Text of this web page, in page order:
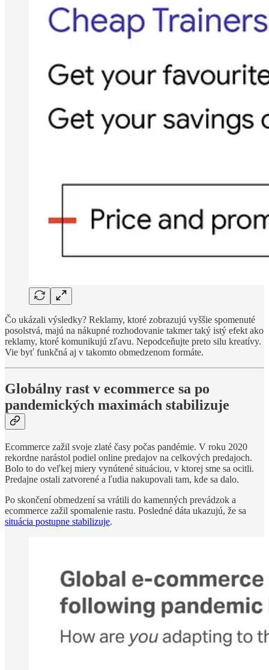
Čo ukázali výsledky? Reklamy, ktoré zobrazujú vyššie spomenuté
posolstvá, majú na nákupné rozhodovanie takmer taký istý efekt ako
reklamy, ktoré komunikujú zľavu. Nepodceňujte preto silu kreatívy.
Vie byť funkčná aj v takomto obmedzenom formáte.
Globálny rast v ecommerce sa po
pandemických maximách stabilizuje
Ecommerce zažil svoje zlaté časy počas pandémie. V roku 2020
rekordne narástol podiel online predajov na celkových predajoch.
Bolo to do veľkej miery vynútené situáciou, v ktorej sme sa ocitli.
Predajne ostali zatvorené a ľudia nakupovali tam, kde sa dalo.
Po skončení obmedzení sa vrátili do kamenných prevádzok a
ecommerce zažil spomalenie rastu. Posledné dáta ukazujú, že sa
situácia postupne stabilizuje.